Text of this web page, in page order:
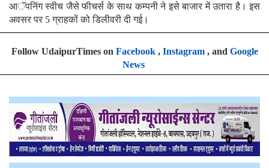
आॅपनिंग स्वीच जैसे फीचर्स के साथ कम्पनी ने इसे बाजार में उतारा है। इस
अवसर पर 5 ग्राहकों को डिलीवरी दी गई।
Follow UdaipurTimes on Facebook, Instagram, and Google
News